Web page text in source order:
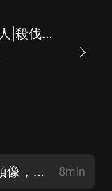
掌門師叔不可能是凡人|殺伐果斷|玄幻多人
0001 最強掌門系統（點雅居頭像，進主頁加官方粉絲群，催更加更福利都可以哦！） 8min